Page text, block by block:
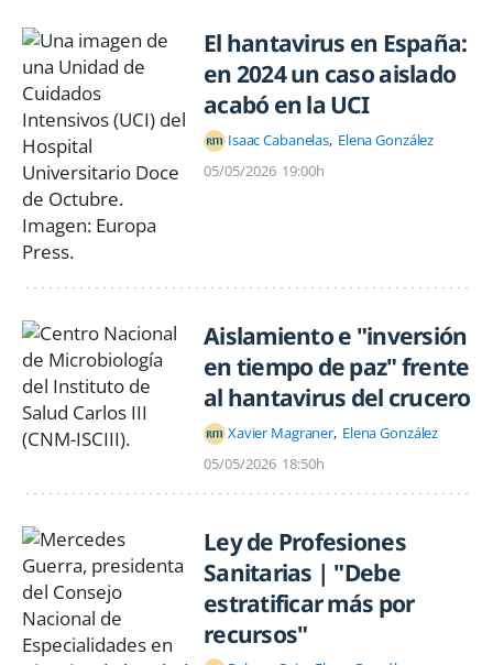
El hantavirus en España:
en 2024 un caso aislado
acabó en la UCI
Isaac Cabanelas Elena González
05/05/2026 19:00h
Aislamiento e "inversión
en tiempo de paz" frente
al hantavirus del crucero
Xavier Magraner Elena González
05/05/2026 18:50h
Ley de Profesiones
Sanitarias | "Debe
estratificar más por
recursos"